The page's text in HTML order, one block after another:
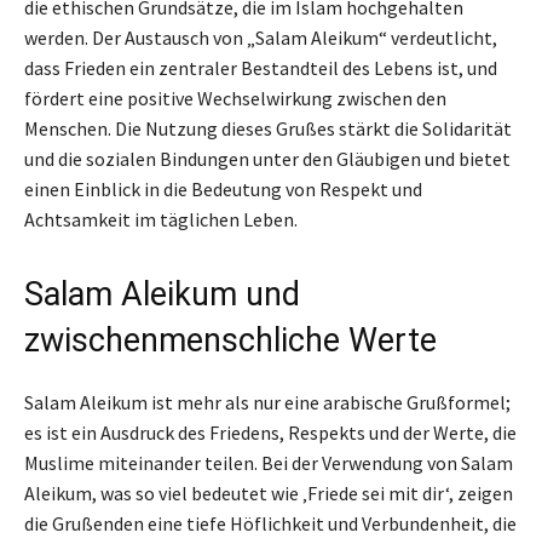
die ethischen Grundsätze, die im Islam hochgehalten
werden. Der Austausch von „Salam Aleikum“ verdeutlicht,
dass Frieden ein zentraler Bestandteil des Lebens ist, und
fördert eine positive Wechselwirkung zwischen den
Menschen. Die Nutzung dieses Grußes stärkt die Solidarität
und die sozialen Bindungen unter den Gläubigen und bietet
einen Einblick in die Bedeutung von Respekt und
Achtsamkeit im täglichen Leben.
Salam Aleikum und
zwischenmenschliche Werte
Salam Aleikum ist mehr als nur eine arabische Grußformel;
es ist ein Ausdruck des Friedens, Respekts und der Werte, die
Muslime miteinander teilen. Bei der Verwendung von Salam
Aleikum, was so viel bedeutet wie ‚Friede sei mit dir‘, zeigen
die Grußenden eine tiefe Höflichkeit und Verbundenheit, die